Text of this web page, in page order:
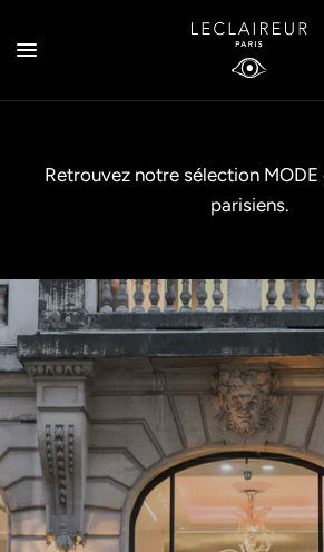
Retrouvez notre sélection MODE
parisiens.